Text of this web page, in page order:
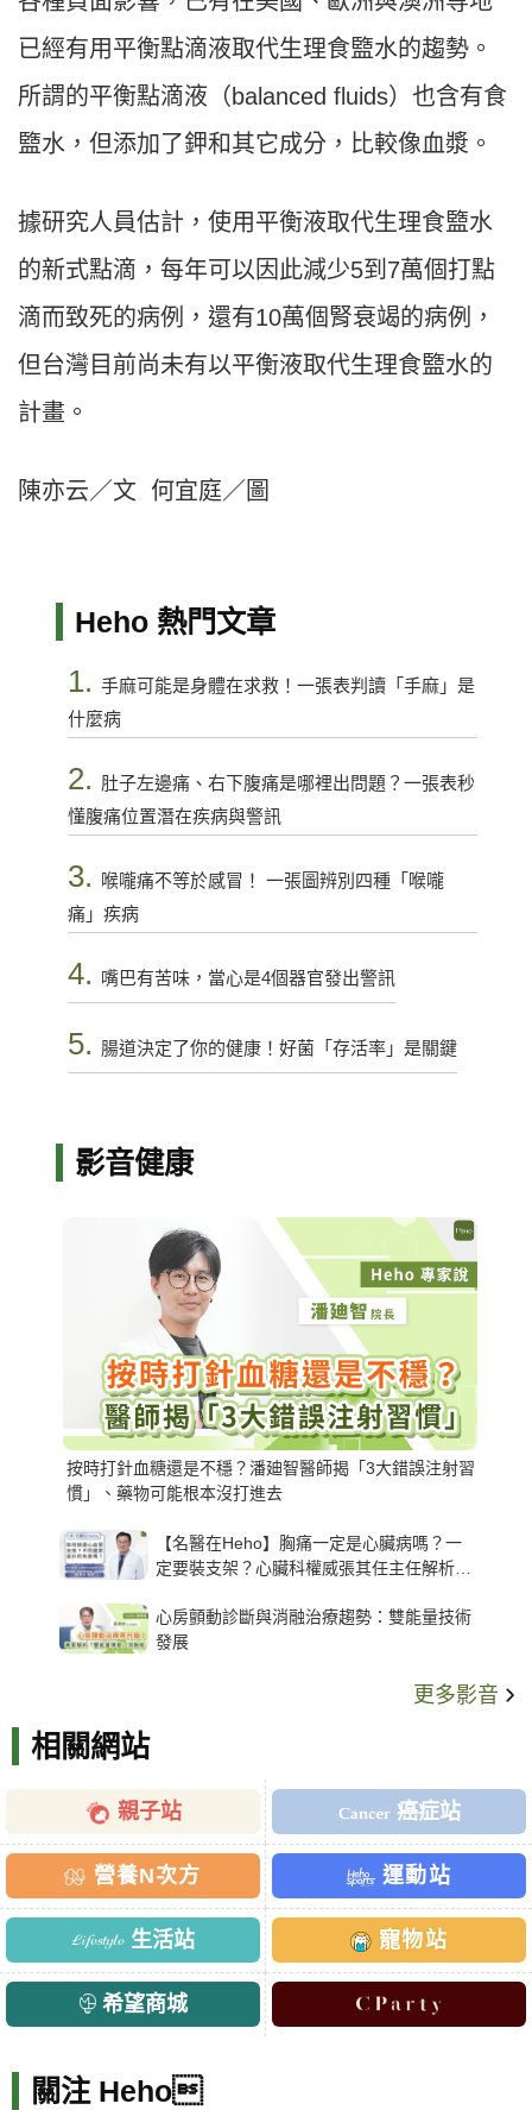
已經有用平衡點滴液取代生理食盬水的趨勢。
所謂的平衡點滴液（balanced fluids）也含有食
盬水，但添加了鉀和其它成分，比較像血漿。
據研究人員估計，使用平衡液取代生理食盬水
的新式點滴，每年可以因此減少5到7萬個打點
滴而致死的病例，還有10萬個腎衰竭的病例，
但台灣目前尚未有以平衡液取代生理食盬水的
計畫。
陳亦云／文 何宜庭／圖
Heho 熱門文章
1. 手麻可能是身體在求救！一張表判讀「手麻」是
什麼病
2. 肚子左邊痛、右下腹痛是哪裡出問題？一張表秒
懂腹痛位置潛在疾病與警訊
3.
喉嚨痛不等於感冒！ 一張圖辨別四種「喉嚨
痛」疾病
4. 嘴巴有苦味，當心是4個器官發出警訊
5. 腸道決定了你的健康！好菌「存活率」是關鍵
影音健康
按時打針血糖還是不穩？潘廸智醫師揭「3大錯誤注射習
慣」、藥物可能根本沒打進去
【名醫在Heho】胸痛一定是心臟病嗎？一
定要裝支架？心臟科權威張其任主任解析支
心房顫動診斷與消融治療趨勢：雙能量技術
發展
更多影音
相關網站
親子站 癌症站
營養N次方 運動站
生活站 寵物站
希望商城
關注 Heho